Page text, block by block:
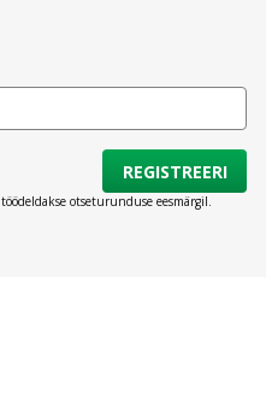
REGISTREERI
otseturunduse eesmärgil.